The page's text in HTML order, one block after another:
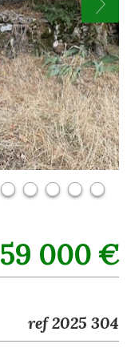
59 000 €
ref 2025 304